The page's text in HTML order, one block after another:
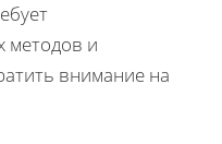
методов и
внимание на